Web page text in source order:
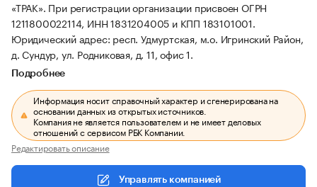
«ТРАК». При регистрации организации присвоен ОГРН
1211800022114, ИНН 1831204005 и КПП 183101001.
Юридический адрес: респ. Удмуртская, м.о. Игринский Район,
д. Сундур, ул. Родниковая, д. 11, офис 1.
Подробнее
Информация носит справочный характер и сгенерирована на
основании данных из открытых источников.
Компания не является пользователем и не имеет деловых
отношений с сервисом РБК Компании.
Редактировать описание
Управлять компанией